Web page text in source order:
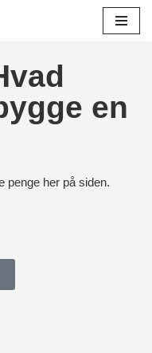
en
penge her på siden.